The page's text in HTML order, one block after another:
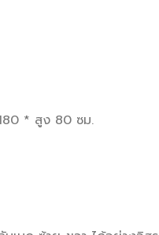
* สูง 80 ซม.